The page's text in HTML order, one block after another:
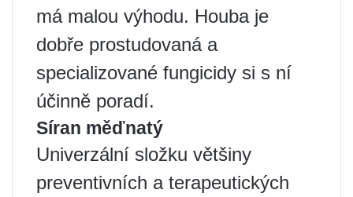
má malou výhodu. Houba je
dobře prostudovaná a
specializované fungicidy si s ní
účinně poradí.
Síran měďnatý
Univerzální složku většiny
preventivních a terapeutických